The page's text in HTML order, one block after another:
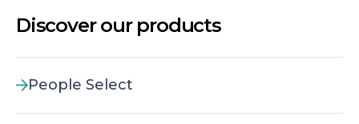
Discover our products
People Select